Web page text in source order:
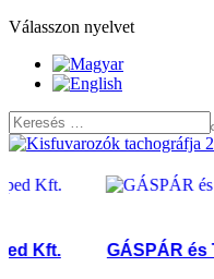
Válasszon nyelvet
Kft. GÁSPÁR és